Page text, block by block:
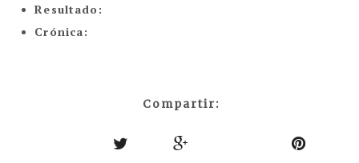
Resultado:
Crónica:
Compartir: